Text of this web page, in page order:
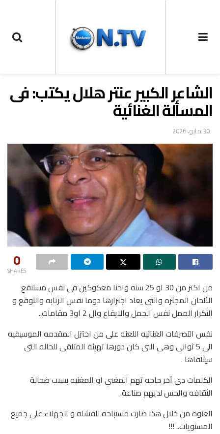
الشاعر الكبير عنتر هلال يكتب: فى
المسألة الغنائية
30 مايو، 2026
0
SHARES
من اكتر من 30 او 25 سنه واحنا معكوكين فى نفس مستنقع
الألحان المجتره والتى يعاد اجترارها دوما نفس الرتابه والتوقع و
التكرار الممل نفس الجمل والايقاع وال 2 او3 مقامات..
نفس التصرفات الغنائيه اللعنه على من اختزل المقدمه الموسيقيه
الى 5 ثوانى وهى التى كان دورها تهيئة المتلقى للحاله التى
سيتلقاها .
الكلمات دى آخر حاجه تهم المغني او المغنيه بسبب ضحالة
الثقافه والحس لديهم صناعة.
الغنوة من خلال هذا صارت مستباحه للفشله و الجهلاء على جميع
المستويات.. !!!